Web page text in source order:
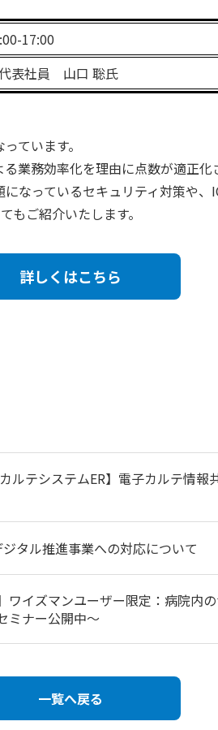
17:00
表社員 山口 聡氏
ています。
業務効率化を理由に点数が適正
なっているセキュリティ対策や
もご紹介いたします。
詳しくはこちら
ルテシステムER】電子カルテ情報
タル推進事業への対応について
ワイズマンユーザー限定：病院内
ミナー公開中～
一覧へ戻る